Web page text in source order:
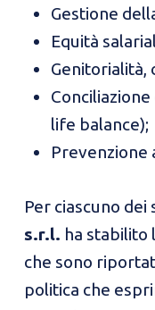
Gestione
Equità
Genitorialità,
life balance);
Prevenzione
Per ciascuno
s.r.l. ha stabilito
che sono
politica che